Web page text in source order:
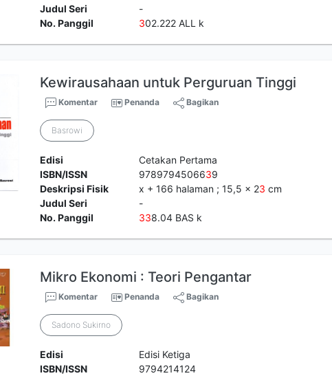
Judul Seri
-
No. Panggil
302.222 ALL k
Kewirausahaan untuk Perguruan Tinggi
Komentar Penanda Bagikan
Basrowi
Edisi
Cetakan Pertama
ISBN/ISSN
9789794506639
Deskripsi Fisik
x + 166 halaman ; 15,5 x 23 cm
Judul Seri
-
No. Panggil
338.04 BAS k
Mikro Ekonomi : Teori Pengantar
Komentar Penanda Bagikan
Sadono Sukirno
Edisi
Edisi Ketiga
ISBN/ISSN
9794214124